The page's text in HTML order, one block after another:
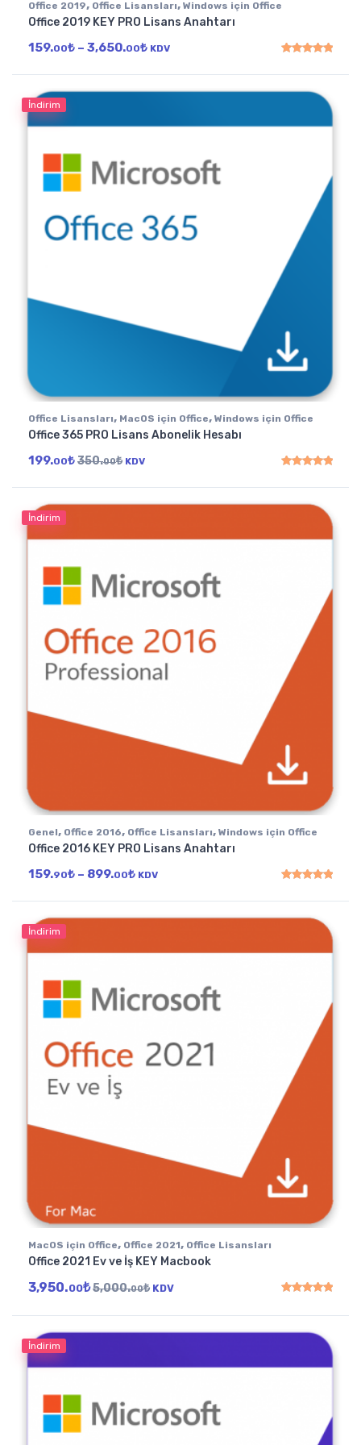
Office 2019, Office Lisansları, Windows için Office
Office 2019 KEY PRO Lisans Anahtarı
159.00₺ – 3,650.00₺Fiyat aralığı: 159.00₺ - 3,650.00₺
KDV
5 üzerinden4.97
İndirim
Office Lisansları, MacOS için Office, Windows için Office
Office 365 PRO Lisans Abonelik Hesabı
199.00₺350.00₺ KDV
5 üzerinden5.00
İndirim
Genel, Office 2016, Office Lisansları, Windows için Office
Office 2016 KEY PRO Lisans Anahtarı
159.90₺ – 899.00₺Fiyat aralığı: 159.90₺ - 899.00₺
KDV
5 üzerinden5.00
İndirim
MacOS için Office, Office 2021, Office Lisansları
Office 2021 Ev ve İş KEY Macbook
3,950.00₺5,000.00₺ KDV
İndirim